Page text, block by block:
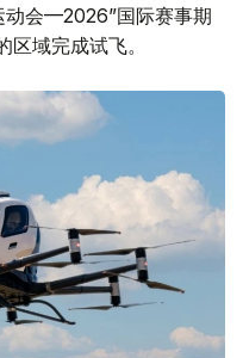
动会—2026”国际赛事期
域完成试飞。